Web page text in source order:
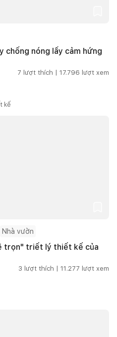
chống nóng lấy cảm hứng
7 lượt thích | 17.796 lượt xem
kế
Nhà vườn
trọn" triết lý thiết kế của
3 lượt thích | 11.277 lượt xem